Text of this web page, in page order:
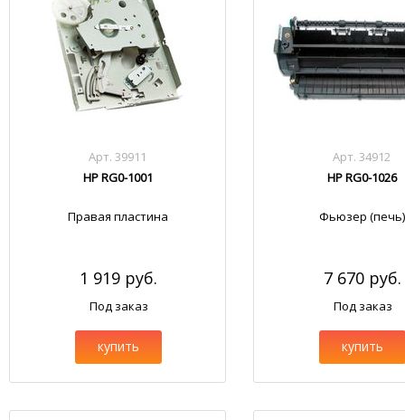
Арт. 39911
HP RG0-1001
Правая пластина
1 919 руб.
Под заказ
купить
Арт. 34912
HP RG0-1026
Фьюзер (печь)
7 670 руб.
Под заказ
купить